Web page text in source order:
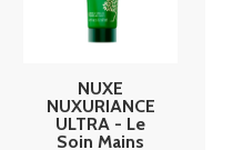
NUXE
NUXURIANCE
ULTRA - Le
Soin Mains